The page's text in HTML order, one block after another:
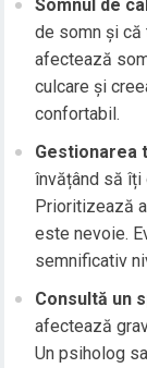
Somnul de
de somn și
afectează
culcare și
confortabil.
Gestionarea
învățând să îți
Prioritizează
este nevoie.
semnificativ
Consultă un
afectează
Un psiholog